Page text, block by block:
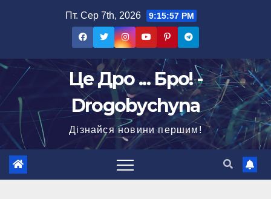
Пт. Сер 7th, 2026 9:15:58 PM
Це Дро ... Бро! -
Drogobychyna
Дізнайся новини першим!